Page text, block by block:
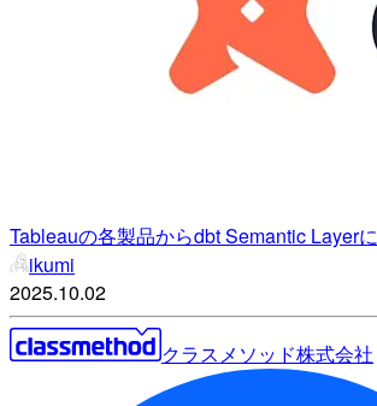
Tableauの各製品からdbt Semantic Layer
ikumi
2025.10.02
クラスメソッド株式会社